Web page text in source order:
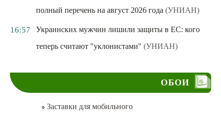
полный перечень на август 2026 года (УНИАН)
16:57
Украинских мужчин лишили защиты в ЕС: кого
теперь считают "уклонистами" (УНИАН)
ОБОИ
Заставки для мобильного